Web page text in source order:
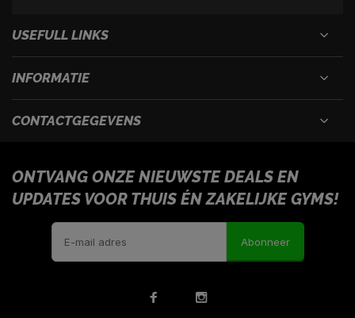
USEFULL LINKS
INFORMATIE
CONTACTGEGEVENS
ONTVANG ONZE NIEUWSTE DEALS EN
UPDATES VOOR THUIS ÉN ZAKELIJKE GYMS!
Abonneer